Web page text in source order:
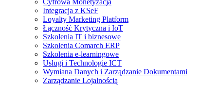
Cyfrowa Monetyzacja
Integracja z KSeF
Loyalty Marketing Platform
Łączność Krytyczna i IoT
Szkolenia IT i biznesowe
Szkolenia Comarch ERP
Szkolenia e-learningowe
Usługi i Technologie ICT
Wymiana Danych i Zarządzanie Dokumentami
Zarządzanie Lojalnością